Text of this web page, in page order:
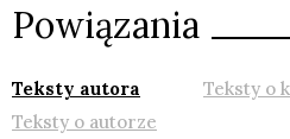
Powiązania
Teksty autora
Teksty o
Teksty o autorze